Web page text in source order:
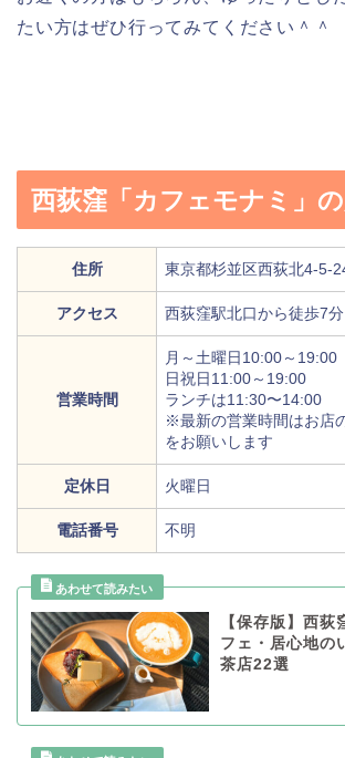
たい方はぜひ行ってみてください＾＾
西荻窪「カフェモナミ」
住所 東京都杉並区西荻北4-5-
アクセス 西荻窪駅北口から徒歩7分
営業時間
月～土曜日10:00～19:00
日祝日11:00～19:00
ランチは11:30〜14:00
※最新の営業時間はお店
をお願いします
定休日 火曜日
電話番号 不明
【保存版】西荻
フェ・居心地の
茶店22選